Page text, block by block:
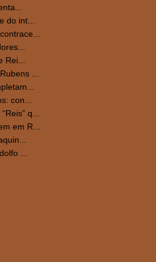
do int...
...
con...
q...
em R...
...